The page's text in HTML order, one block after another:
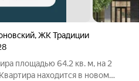
,ЖК Традиции
площадью 64.2 кв. м, на 2
находится в новом